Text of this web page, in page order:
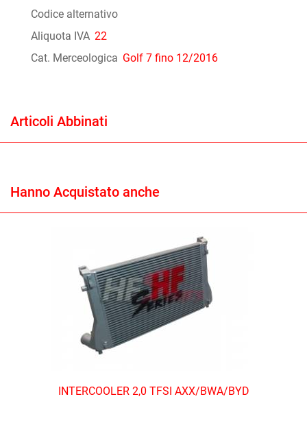
Codice alternativo
Aliquota IVA 22
Cat. Merceologica Golf 7 fino 12/2016
Articoli Abbinati
Hanno Acquistato anche
INTERCOOLER 2,0 TFSI AXX/BWA/BYD